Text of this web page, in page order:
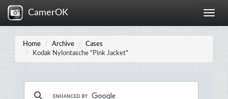
Toggle
CamerOK
Home Archive
Cases
Kodak Nylontasche "Pink Jacket"